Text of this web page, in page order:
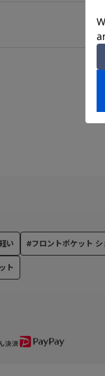
走行時のバッグのふ
い #フロントポケット
ト